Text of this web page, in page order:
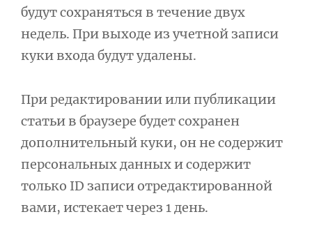
будут сохраняться в течение двух
недель. При выходе из учетной записи
куки входа будут удалены.
При редактировании или публикации
статьи в браузере будет сохранен
дополнительный куки, он не содержит
персональных данных и содержит
только ID записи отредактированной
вами, истекает через 1 день.